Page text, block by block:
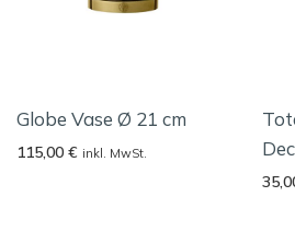
Globe Vase Ø 21 cm
115,00 € inkl. MwSt.